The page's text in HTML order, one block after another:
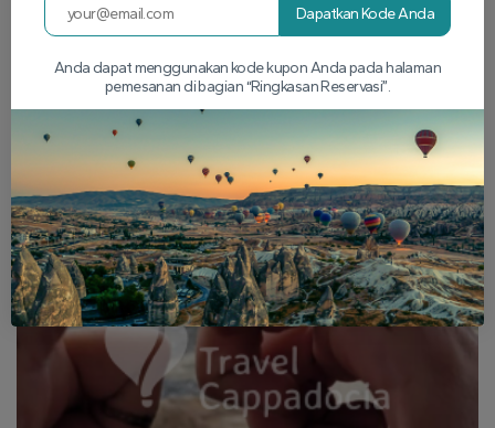
Dapatkan Kode Anda
Anda dapat menggunakan kode kupon Anda pada halaman
pemesanan di bagian “Ringkasan Reservasi”.